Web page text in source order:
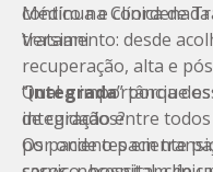
Médico na Clínica de
Versiani.
contínua e
tratamento: desde
recuperação, alta e
“integrada” porque
integração entre
por onde o paciente
Qual a importância
de cuidados?
Os pacientes em